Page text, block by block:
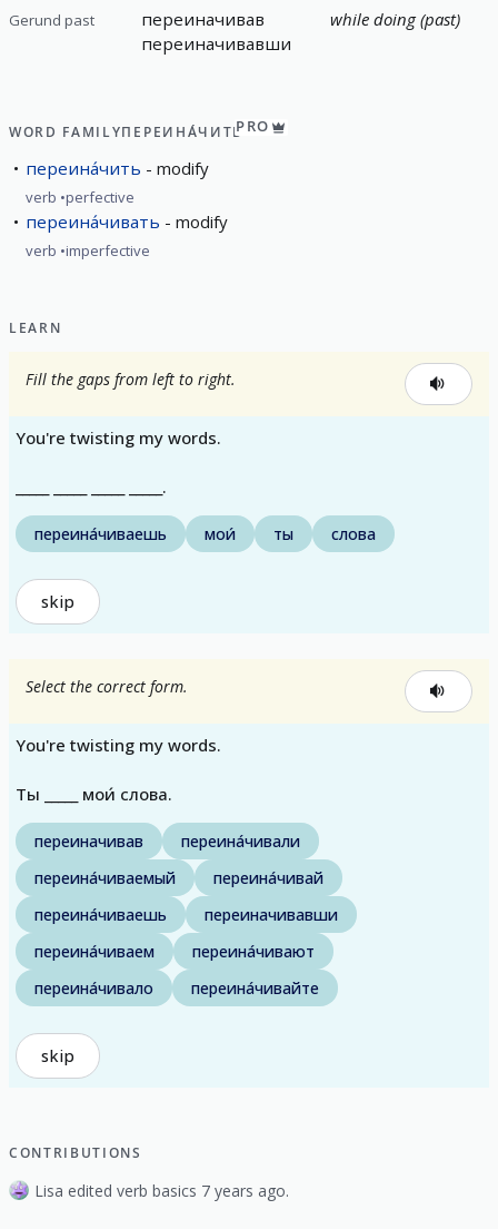
Gerund past
переиначивав
переиначивавши
while doing (past)
WORD FAMILYПЕРЕИНА́ЧИТЬPRO
переина́чить modify
verb perfective
переина́чивать modify
verb imperfective
LEARN
Fill the gaps from left to right.
You're twisting my words.
_____ _____ _____ _____.
переина́чиваешь мои́ ты слова
skip
Select the correct form.
You're twisting my words.
Ты _____ мои́ слова.
переиначивав
переина́чивали
переина́чиваемый
переина́чивай
переина́чиваешь
переиначивавши
переина́чиваем
переина́чивают
переина́чивало
переина́чивайте
skip
CONTRIBUTIONS
Lisa edited verb basics 7 years ago.